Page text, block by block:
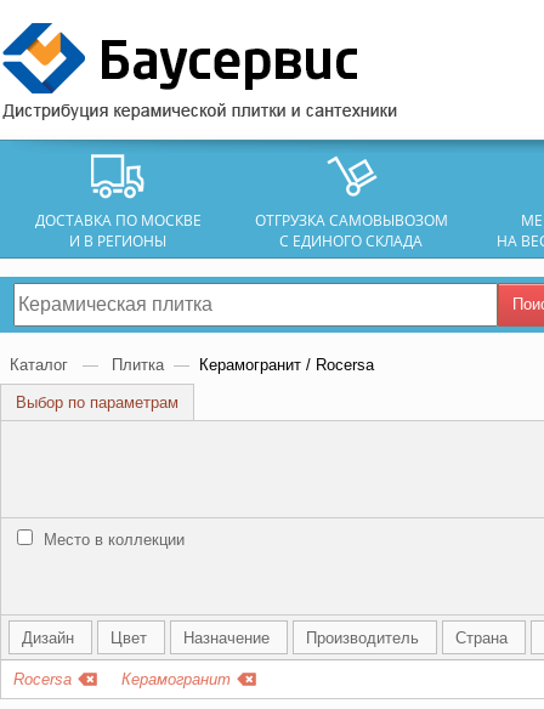
ДОСТАВКА ПО МОСКВЕ
И В РЕГИОНЫ
ОТГРУЗКА САМОВЫВОЗОМ
С ЕДИНОГО СКЛАДА
НА
Каталог — Плитка — Керамогранит / Rocersa
Выбор по параметрам
Место в коллекции
Дизайн Цвет Назначение Производитель Страна
Rocersa Керамогранит